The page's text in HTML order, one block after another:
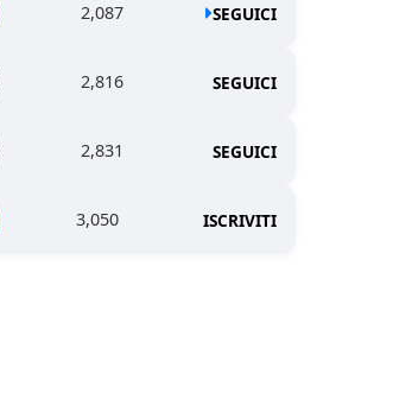
2,087 SEGUICI
2,816 SEGUICI
2,831 SEGUICI
3,050 ISCRIVITI